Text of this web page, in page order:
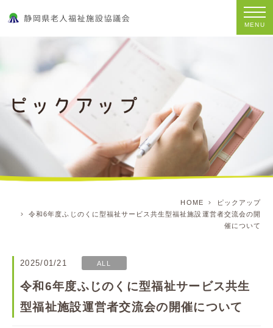
MENU
HOME
ピックアップ
令和6年度ふじのくに型福祉サービス共生型福祉施設運営者交流会の開
催について
2025/01/21 ALL
令和6年度ふじのくに型福祉サービス共生
型福祉施設運営者交流会の開催について